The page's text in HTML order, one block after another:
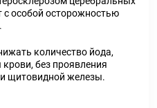
с особой осторожностью
количество йода,
без проявления
щитовидной железы.